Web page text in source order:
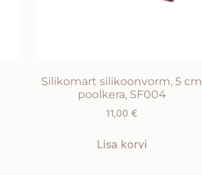
Silikomart silikoonvorm, 5 cm
poolkera, SF004
11,00€
Lisa korvi